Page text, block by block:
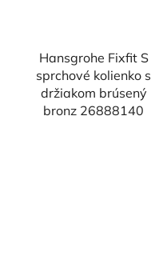
Hansgrohe Fixfit S
sprchové kolienko s
držiakom brúsený
bronz 26888140